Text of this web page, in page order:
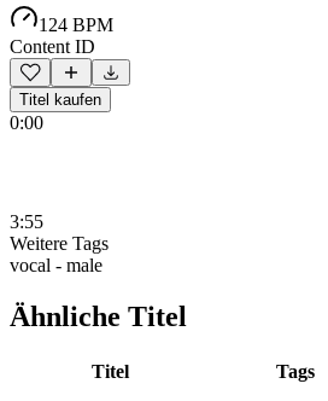
124 BPM
Content ID
Titel kaufen
0:00
3:55
Weitere Tags
vocal - male
Ähnliche Titel
Titel Tags